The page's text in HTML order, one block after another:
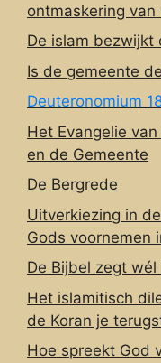
ontmaskering
De islam bezwijkt
Is de gemeente
Deuteronomium
Het Evangelie
en de Gemeente
De Bergrede
Uitverkiezing in
Gods voornemen
De Bijbel zegt
Het islamitisch
de Koran je
Hoe spreekt God